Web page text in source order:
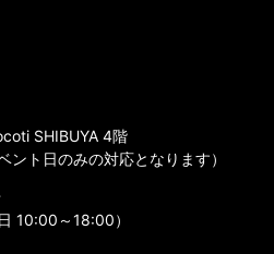
SHIBUYA 4階
ント日のみの対応となります）
日 10:00～18:00）